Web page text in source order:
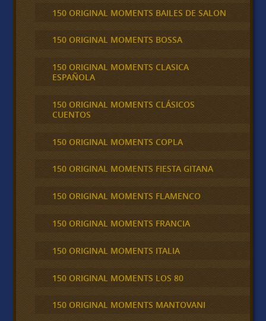
150 ORIGINAL MOMENTS BAILES DE SALON
150 ORIGINAL MOMENTS BOSSA
150 ORIGINAL MOMENTS CLASICA
ESPAÑOLA
150 ORIGINAL MOMENTS CLÁSICOS
CUENTOS
150 ORIGINAL MOMENTS COPLA
150 ORIGINAL MOMENTS FIESTA GITANA
150 ORIGINAL MOMENTS FLAMENCO
150 ORIGINAL MOMENTS FRANCIA
150 ORIGINAL MOMENTS ITALIA
150 ORIGINAL MOMENTS LOS 80
150 ORIGINAL MOMENTS MANTOVANI